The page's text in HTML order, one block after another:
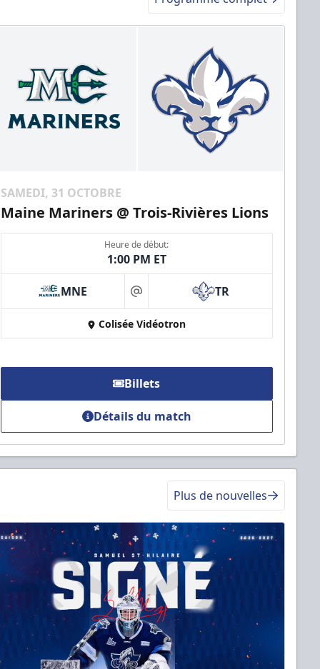
SAMEDI, 31 OCTOBRE
Maine Mariners @ Trois-Rivières Lions
Heure de début:
1:00 PM ET
MNE at TR
Colisée Vidéotron
Billets
Détails du match
Plus de nouvelles